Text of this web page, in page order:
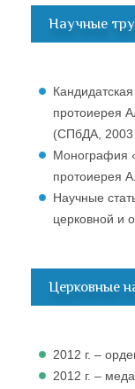
Научные
протоиерея
(СПбДА, 2003
Монография
протоиерея
Научные
церковной и
Церковные
2012 г. –
2012 г. –